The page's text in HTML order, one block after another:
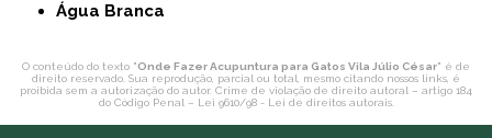
Água Branca
O conteúdo do texto "Onde Fazer Acupuntura para Gatos Vila Júlio César" é de
direito reservado. Sua reprodução, parcial ou total, mesmo citando nossos links, é
proibida sem a autorização do autor. Crime de violação de direito autoral – artigo 184
do Código Penal – Lei 9610/98 - Lei de direitos autorais.